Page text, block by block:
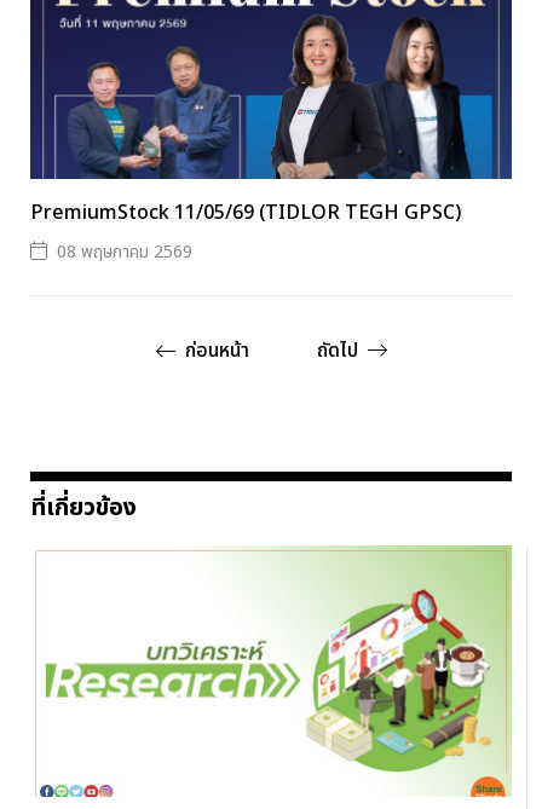
PremiumStock 11/05/69 (TIDLOR TEGH GPSC)
08 พฤษภาคม 2569
ก่อนหน้า ถัดไป
ที่เกี่ยวข้อง